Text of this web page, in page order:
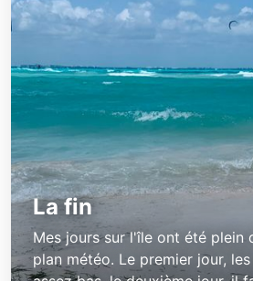
La fin
Mes jours sur l'île ont été plein
plan météo. Le premier jour,